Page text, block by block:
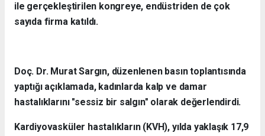
ile gerçekleştirilen kongreye, endüstriden de çok
sayıda firma katıldı.
Doç. Dr. Murat Sargın, düzenlenen basın toplantısında
yaptığı açıklamada, kadınlarda kalp ve damar
hastalıklarını "sessiz bir salgın" olarak değerlendirdi.
Kardiyovasküler hastalıkların (KVH), yılda yaklaşık 17,9